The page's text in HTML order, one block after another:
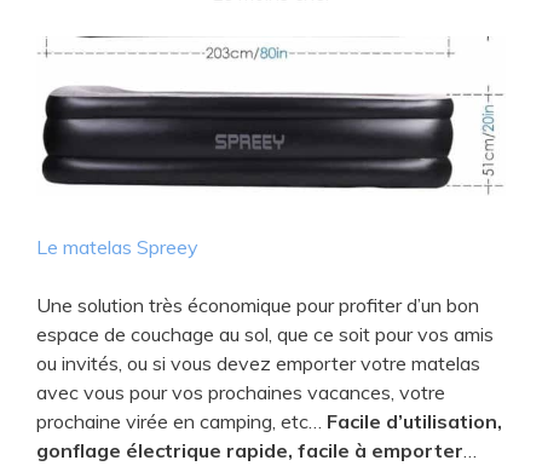
Le matelas Spreey
Une solution très économique pour profiter d’un bon
espace de couchage au sol, que ce soit pour vos amis
ou invités, ou si vous devez emporter votre matelas
avec vous pour vos prochaines vacances, votre
prochaine virée en camping, etc… Facile d’utilisation,
gonflage électrique rapide, facile à emporter…